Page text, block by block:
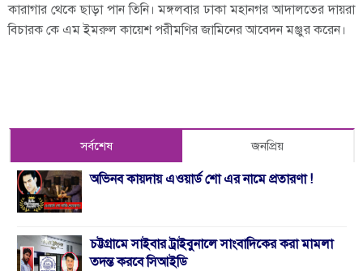
কারাগার থেকে ছাড়া পান তিনি। মঙ্গলবার ঢাকা মহানগর আদালতের দায়রা
বিচারক কে এম ইমরুল কায়েশ পরীমণির জামিনের আবেদন মঞ্জুর করেন।
সর্বশেষ জনপ্রিয়
অভিনব কায়দায় এওয়ার্ড শো এর নামে প্রতারণা !
চট্টগ্রামে সাইবার ট্রাইবুনালে সাংবাদিকের করা মামলা
তদন্ত করবে সিআইডি